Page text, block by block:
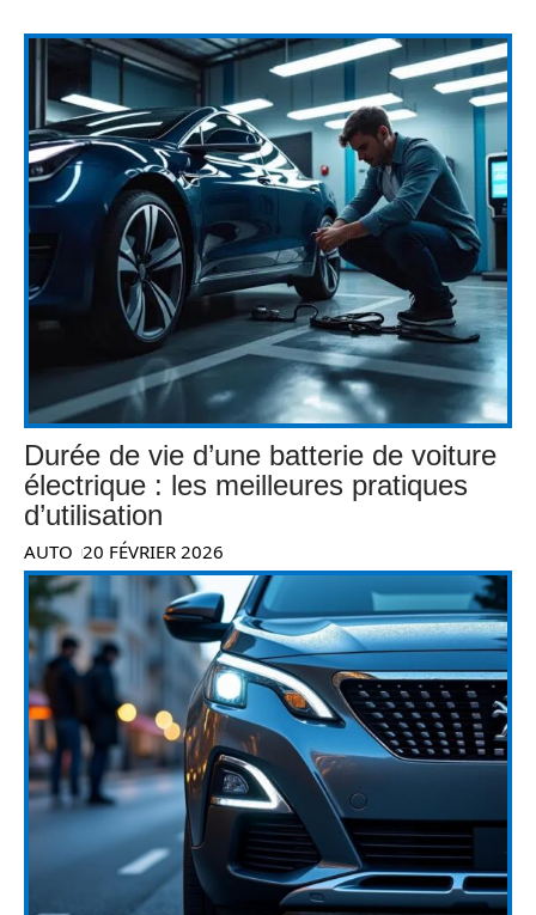
Durée de vie d’une batterie de voiture
électrique : les meilleures pratiques
d’utilisation
AUTO 20 FÉVRIER 2026